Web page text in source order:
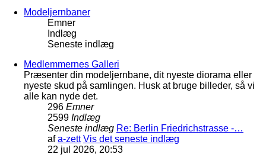
Modeljernbaner
Emner
Indlæg
Seneste indlæg
Medlemmernes Galleri
Præsenter din modeljernbane, dit nyeste diorama eller
nyeste skud på samlingen. Husk at bruge billeder, så vi
alle kan nyde det.
296 Emner
2599 Indlæg
Seneste indlæg Re: Berlin Friedrichstrasse -…
afa-zett Vis det seneste indlæg
22 jul 2026, 20:53